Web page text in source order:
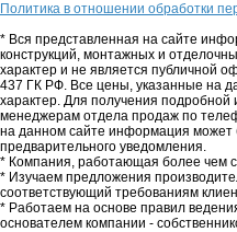
Политика в отношении обработки
* Вся представленная на сайте
конструкций, монтажных и
характер и не является публичной
437 ГК РФ. Все цены, указанные на
характер. Для получения
менеджерам отдела продаж по
на данном сайте информация может
предварительного уведомления.
* Компания, работающая более чем
* Изучаем предложения
соответствующий требованиям
* Работаем на основе правил
основателем компании -